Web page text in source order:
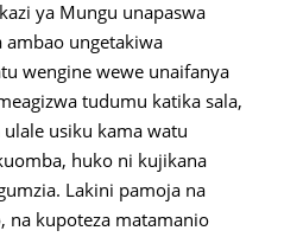
ya Mungu unapaswa
ungetakiwa
wengine wewe unaifanya
tudumu katika sala,
usiku kama watu
huko ni kujikana
Lakini pamoja na
na kupoteza matamanio